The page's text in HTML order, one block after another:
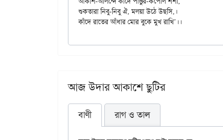
শুকতারা নিবু-নিবু ঐ, মলয়া উঠে উছসি,।
আজ উদার আকাশে ছুটির
বাণী রাগ ও তাল